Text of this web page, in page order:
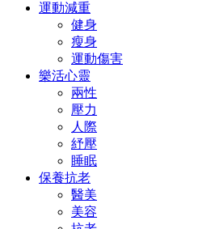
運動減重
健身
瘦身
運動傷害
樂活心靈
兩性
壓力
人際
紓壓
睡眠
保養抗老
醫美
美容